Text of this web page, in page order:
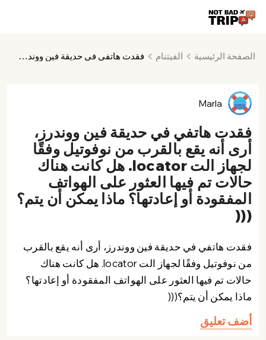
الصفحة الرئيسية الفيتنام فقدت هاتفي في حديقة فين ووندرز، أرى أنه يقع بالقرب من نوفوتيل وفقًا لجهاز الت locator. هل كانت هناك حالات تم فيها العثور على الهواتف المفقودة أو إعادتها؟ ماذا يمكن أن يتم؟(((
Marla
فقدت هاتفي في حديقة فين ووندرز،
أرى أنه يقع بالقرب من نوفوتيل وفقًا
لجهاز الت locator. هل كانت هناك
حالات تم فيها العثور على الهواتف
المفقودة أو إعادتها؟ ماذا يمكن أن يتم؟
(((
فقدت هاتفي في حديقة فين ووندرز، أرى أنه يقع بالقرب
من نوفوتيل وفقًا لجهاز الت locator. هل كانت هناك
حالات تم فيها العثور على الهواتف المفقودة أو إعادتها؟
ماذا يمكن أن يتم؟(((
أضف تعليق